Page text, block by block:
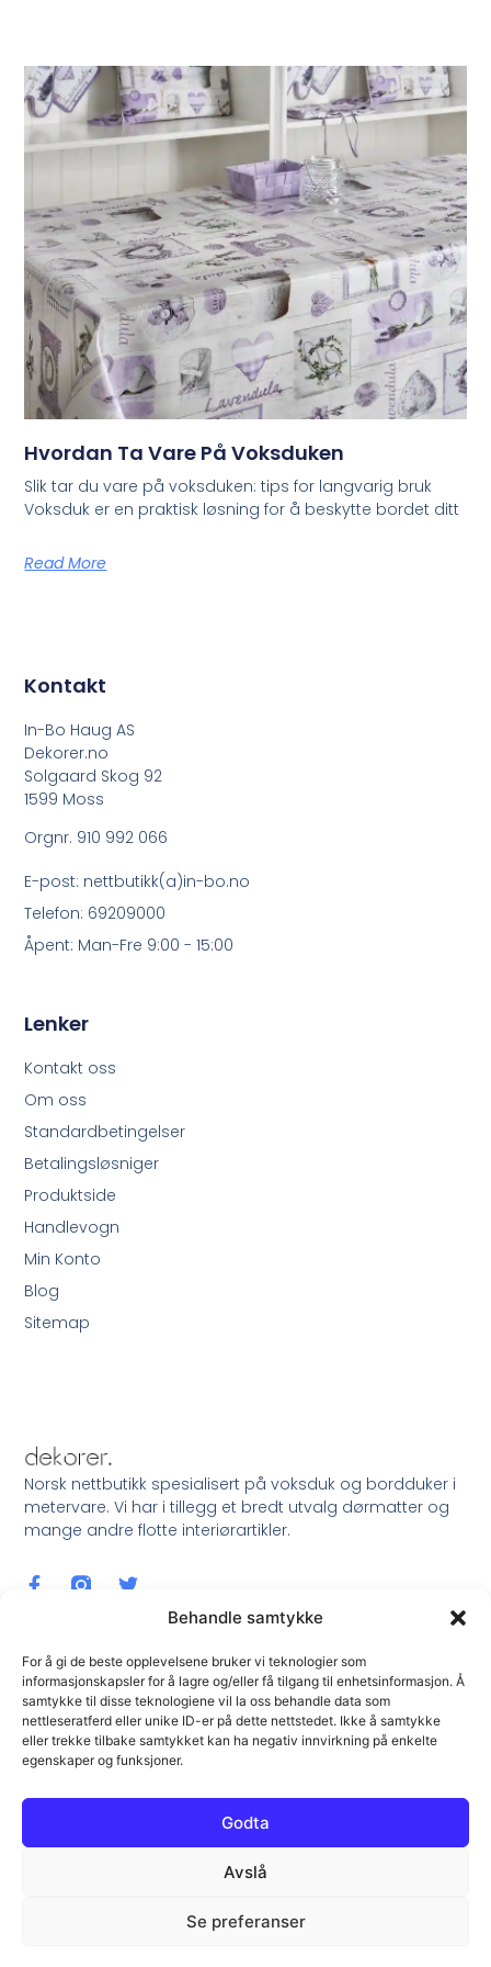
Behandle samtykke
For å gi de beste opplevelsene bruker vi teknologier som
informasjonskapsler for å lagre og/eller få tilgang til enhetsinformasjon. Å
samtykke til disse teknologiene vil la oss behandle data som
nettleseratferd eller unike ID-er på dette nettstedet. Ikke å samtykke
eller trekke tilbake samtykket kan ha negativ innvirkning på enkelte
egenskaper og funksjoner.
Godta
Avslå
Se preferanser
Hvordan Ta Vare På Voksduken
Slik tar du vare på voksduken: tips for langvarig bruk
Voksduk er en praktisk løsning for å beskytte bordet ditt
Read More
Norsk nettbutikk spesialisert på voksduk og bordduker i
metervare. Vi har i tillegg et bredt utvalg dørmatter og
mange andre flotte interiørartikler.
Lenker
Kontakt oss
Om oss
Standardbetingelser
Betalingsløsniger
Produktside
Handlevogn
Min Konto
Blog
Sitemap
Kontakt
In-Bo Haug AS
Dekorer.no
Solgaard Skog 92
1599 Moss
Orgnr. 910 992 066
E-post: nettbutikk(a)in-bo.no
Telefon: 69209000
Åpent: Man-Fre 9:00 - 15:00
Meld Deg På Nyhetsbrev !